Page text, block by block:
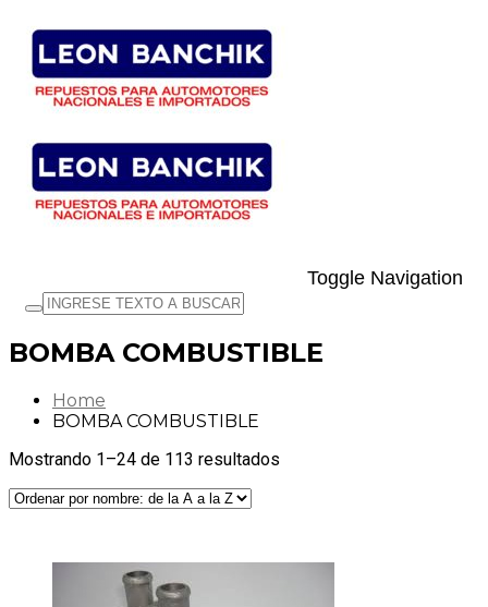
Toggle Navigation
BOMBA COMBUSTIBLE
Home
BOMBA COMBUSTIBLE
Mostrando 1–24 de 113 resultados